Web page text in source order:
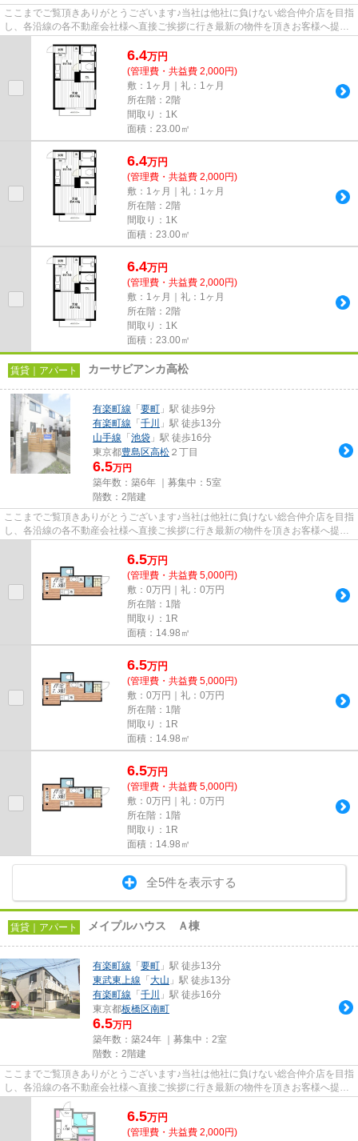
ここまでご覧頂きありがとうございます♪当社は他社に負けない総合仲介店を目指
し、各沿線の各不動産会社様へ直接ご挨拶に行き最新の物件を頂きお客様へ提供
6.4万円
(管理費・共益費 2,000円)
敷：1ヶ月｜礼：1ヶ月
所在階：2階
間取り：1K
面積：23.00㎡
6.4万円
(管理費・共益費 2,000円)
敷：1ヶ月｜礼：1ヶ月
所在階：2階
間取り：1K
面積：23.00㎡
6.4万円
(管理費・共益費 2,000円)
敷：1ヶ月｜礼：1ヶ月
所在階：2階
間取り：1K
面積：23.00㎡
賃貸｜アパート カーサビアンカ高松
有楽町線 「 要町 」駅 徒歩9分
有楽町線 「 千川
」駅 徒歩13分
山手線 「 池袋 」駅 徒歩16分
東京都豊島区高松 ２丁目
6.5万円
築年数：築6年 ｜募集中： 5室
階数：2階建
ここまでご覧頂きありがとうございます♪当社は他社に負けない総合仲介店を目指
し、各沿線の各不動産会社様へ直接ご挨拶に行き最新の物件を頂きお客様へ提供
6.5万円
(管理費・共益費 5,000円)
敷：0万円｜礼：0万円
所在階：1階
間取り：1R
面積：14.98㎡
6.5万円
(管理費・共益費 5,000円)
敷：0万円｜礼：0万円
所在階：1階
間取り：1R
面積：14.98㎡
6.5万円
(管理費・共益費 5,000円)
敷：0万円｜礼：0万円
所在階：1階
間取り：1R
面積：14.98㎡
全5件を表示する
賃貸｜アパート メイプルハウス Ａ棟
有楽町線 「 要町 」駅 徒歩13分
東武東上線 「 大山 」駅 徒歩13分
有楽町線 「 千川
」駅 徒歩16分
東京都板橋区南町
6.5万円
築年数：築24年 ｜募集中： 2室
階数：2階建
ここまでご覧頂きありがとうございます♪当社は他社に負けない総合仲介店を目指
し、各沿線の各不動産会社様へ直接ご挨拶に行き最新の物件を頂きお客様へ提供
しております！最新の情報は...
6.5万円
(管理費・共益費 2,000円)